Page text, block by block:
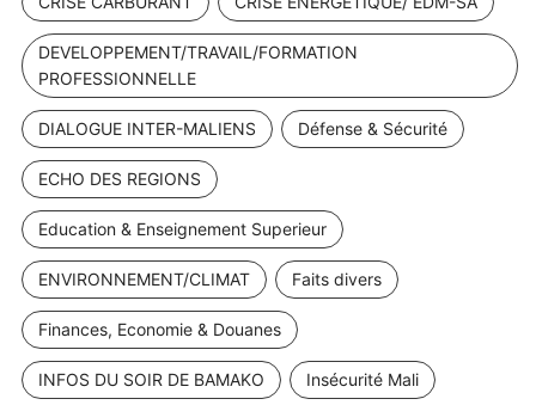
DEVELOPPEMENT/TRAVAIL/FORMATION
PROFESSIONNELLE
DIALOGUE INTER-MALIENS Défense & Sécurité
ECHO DES REGIONS
Education & Enseignement Superieur
ENVIRONNEMENT/CLIMAT Faits divers
Finances, Economie & Douanes
INFOS DU SOIR DE BAMAKO Insécurité Mali